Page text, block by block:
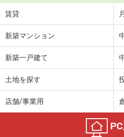
賃貸
新築マンション
新築一戸建て
土地を探す
店舗/事業用